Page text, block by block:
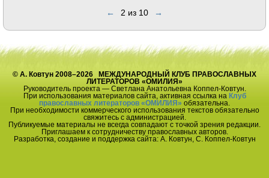
← 2 из 10 →
© А. Ковтун 2008–2026 МЕЖДУНАРОДНЫЙ КЛУБ ПРАВОСЛАВНЫХ
ЛИТЕРАТОРОВ «ОМИЛИЯ»
Руководитель проекта — Светлана Анатольевна Коппел-Ковтун.
При использования материалов сайта, активная ссылка на Клуб
православных литераторов «ОМИЛИЯ» обязательна.
При необходимости коммерческого использования текстов обязательно
свяжитесь с администрацией.
Публикуемые материалы не всегда совпадают с точкой зрения редакции.
Приглашаем к сотрудничеству православных авторов.
Разработка, создание и поддержка сайта: А. Ковтун, С. Коппел-Ковтун